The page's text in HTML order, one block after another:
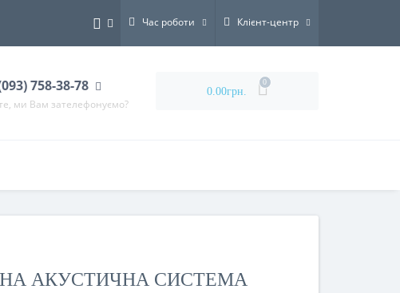
Час роботи Клієнт-центр
758-38-78
ми Вам зателефонуємо?
0.00грн.
0
АКУСТИЧНА СИСТЕМА